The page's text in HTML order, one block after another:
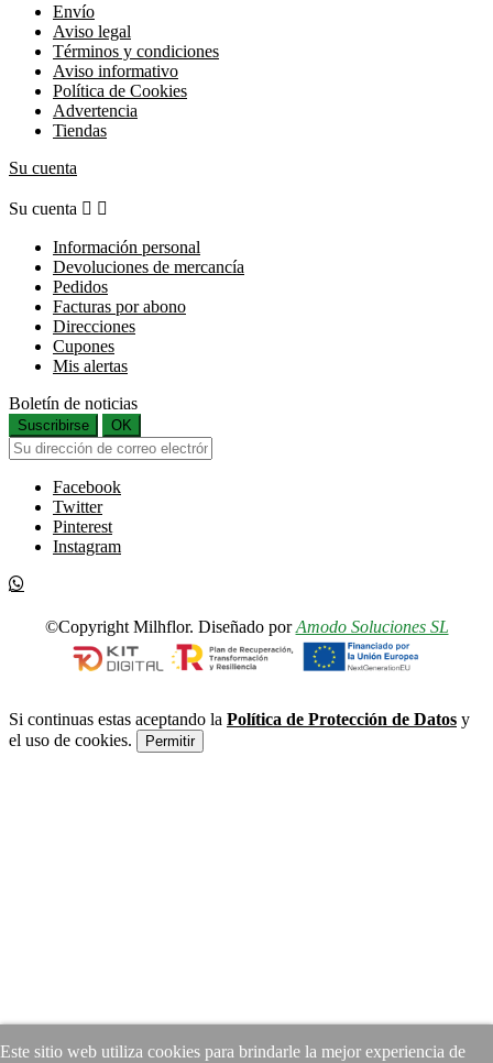
Este sitio web utiliza cookies para brindarle la mejor experiencia de
Envío
Aviso legal
Términos y condiciones
Aviso informativo
Política de Cookies
Advertencia
Tiendas
Su cuenta
Su cuenta  
Información personal
Devoluciones de mercancía
Pedidos
Facturas por abono
Direcciones
Cupones
Mis alertas
Boletín de noticias
Suscribirse OK
Facebook
Twitter
Pinterest
Instagram
©Copyright Milhflor. Diseñado porAmodo Soluciones SL
Si continuas estas aceptando la Política de Protección de Datos y
el uso de cookies.
Permitir